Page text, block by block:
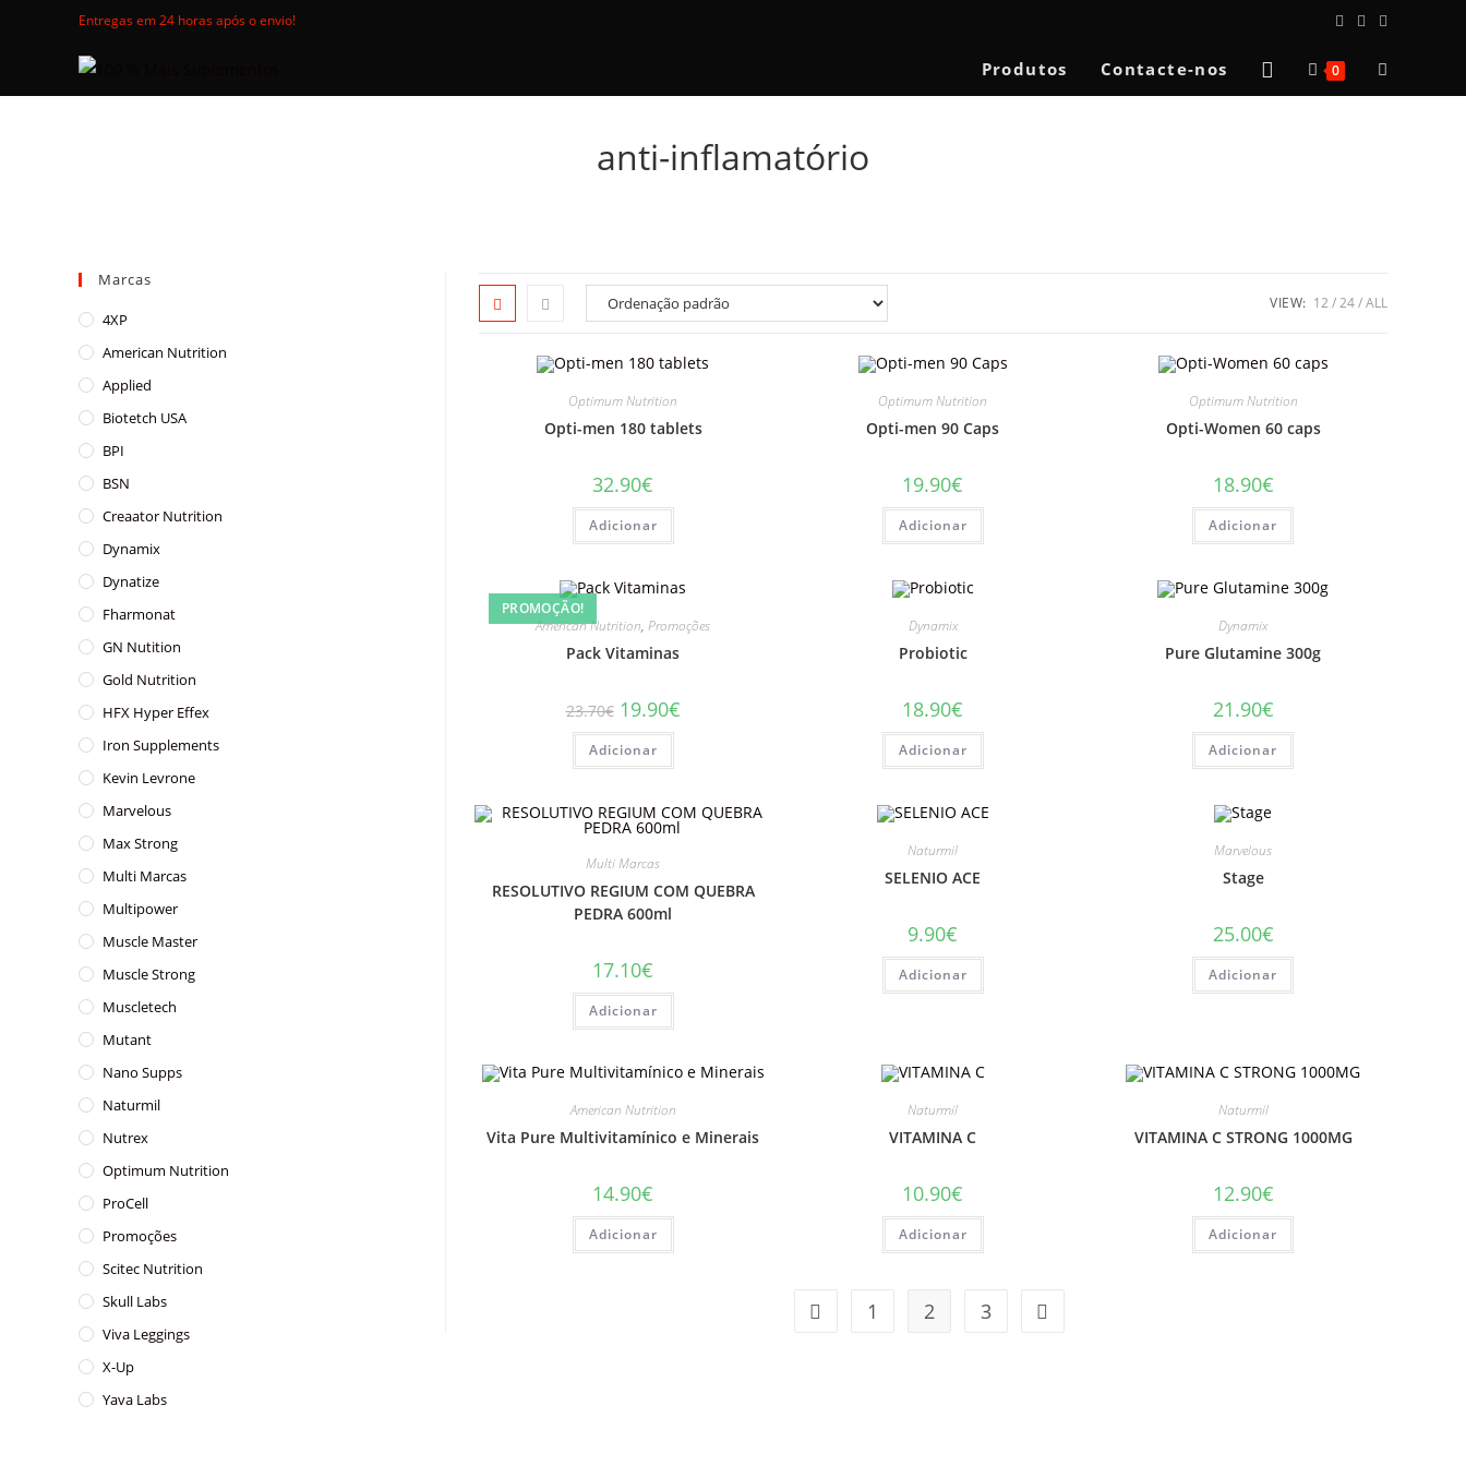
Entregas em 24 horas após o envio!
Produtos Contacte-nos 0 Toggle
anti-inflamatório
VIEW: 12 24 ALL
Optimum Nutrition
Opti-men 180 tablets
32.90€
Adicionar
Optimum Nutrition
Opti-men 90 Caps
19.90€
Adicionar
Optimum Nutrition
Opti-Women 60 caps
18.90€
Adicionar
PROMOÇÃO!
American Nutrition,Promoções
Pack Vitaminas
23.70€ O
preço
original
era:
23.70€.
19.90€O
preço
Adicionar
Dynamix
Probiotic
18.90€
Adicionar
Dynamix
Pure Glutamine 300g
21.90€
Adicionar
Multi Marcas
RESOLUTIVO REGIUM COM QUEBRA
PEDRA 600ml
17.10€
Adicionar
Naturmil
SELENIO ACE
9.90€
Adicionar
Marvelous
Stage
25.00€
Adicionar
American Nutrition
Vita Pure Multivitamínico e Minerais
14.90€
Adicionar
Naturmil
VITAMINA C
10.90€
Adicionar
Naturmil
VITAMINA C STRONG 1000MG
12.90€
Adicionar
1 2 3
Marcas
4XP
American Nutrition
Applied
Biotetch USA
BPI
BSN
Creaator Nutrition
Dynamix
Dynatize
Fharmonat
GN Nutition
Gold Nutrition
HFX Hyper Effex
Iron Supplements
Kevin Levrone
Marvelous
Max Strong
Multi Marcas
Multipower
Muscle Master
Muscle Strong
Muscletech
Mutant
Nano Supps
Naturmil
Nutrex
Optimum Nutrition
ProCell
Promoções
Scitec Nutrition
Skull Labs
Viva Leggings
X-Up
Yava Labs